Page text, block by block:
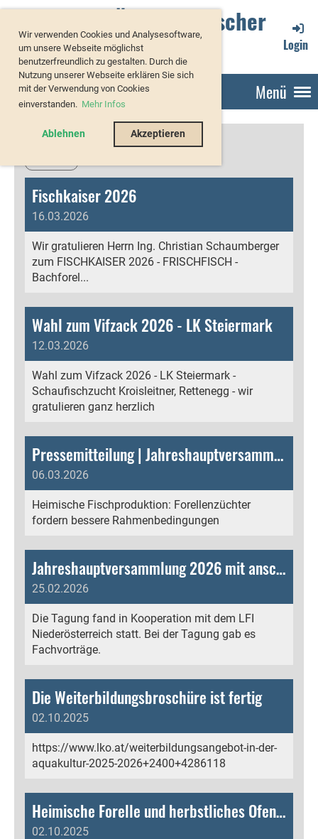
Wir verwenden Cookies und Analysesoftware,
um unsere Webseite möglichst
benutzerfreundlich zu gestalten. Durch die
Nutzung unserer Webseite erklären Sie sich
mit der Verwendung von Cookies
einverstanden. Mehr Infos
Ablehnen Akzeptieren
Verband Österreichischer
Forellenzüchter
Login
Menü
Fischkaiser 2026
16.03.2026
Wir gratulieren Herrn Ing. Christian Schaumberger
zum FISCHKAISER 2026 - FRISCHFISCH -
Bachforel...
Wahl zum Vifzack 2026 - LK Steiermark
12.03.2026
Wahl zum Vifzack 2026 - LK Steiermark -
Schaufischzucht Kroisleitner, Rettenegg - wir
gratulieren ganz herzlich
Pressemitteilung | Jahreshauptversammlung und Tagung der Forellenzüchter 2026 - Heimische Fischproduktion: Forellenzüchter fordern bessere Rahmenbedingungen - Vorzeigebetrieb Kroisleitner in Rettenegg begeisterte
06.03.2026
Heimische Fischproduktion: Forellenzüchter
fordern bessere Rahmenbedingungen
Jahreshauptversammlung 2026 mit anschließender Tagung der Forellenzüchter
25.02.2026
Die Tagung fand in Kooperation mit dem LFI
Niederösterreich statt. Bei der Tagung gab es
Fachvorträge.
Die Weiterbildungsbroschüre ist fertig
02.10.2025
https://www.lko.at/weiterbildungsangebot-in-der-
aquakultur-2025-2026+2400+4286118
Heimische Forelle und herbstliches Ofengemüse
02.10.2025